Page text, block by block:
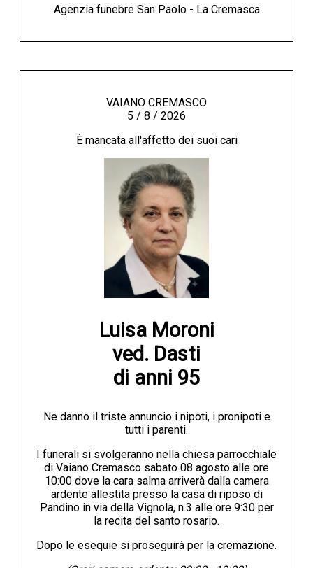
Agenzia funebre San Paolo - La Cremasca
VAIANO CREMASCO
5 / 8 / 2026
È mancata all'affetto dei suoi cari
Luisa Moroni
ved. Dasti
di anni 95
Ne danno il triste annuncio i nipoti, i pronipoti e
tutti i parenti.
I funerali si svolgeranno nella chiesa parrocchiale
di Vaiano Cremasco sabato 08 agosto alle ore
10:00 dove la cara salma arriverà dalla camera
ardente allestita presso la casa di riposo di
Pandino in via della Vignola, n.3 alle ore 9:30 per
la recita del santo rosario.
Dopo le esequie si proseguirà per la cremazione.